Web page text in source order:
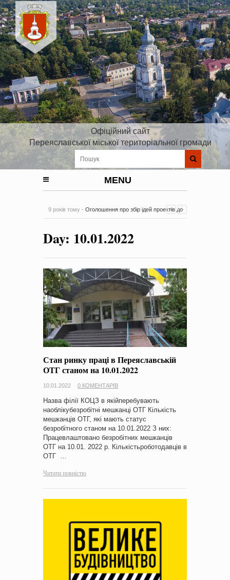
Офіційний сайт
Переяславської міської територіальної громади
MENU
9 років тому - Оголошення про збір ідей проектів до
на період 2018 – 2020 роки Оголошення про збір ідей
проектів
-0 Коментарів
Day: 10.01.2022
Стан ринку праці в Переяславській
ОТГ станом на 10.01.2022
10.01.2022 0 КОМЕНТАРІВ
Назва філії КОЦЗ в якійперебувають
наоблікубезробітні мешканці ОТГ Кількість
мешканців ОТГ, які мають статус
безробітного станом на 10.01.2022 З них:
Працевлаштовано безробітних мешканців
ОТГ на 10.01. 2022 р. Кількістьроботодавців в
ОТГ …
Читати повністю